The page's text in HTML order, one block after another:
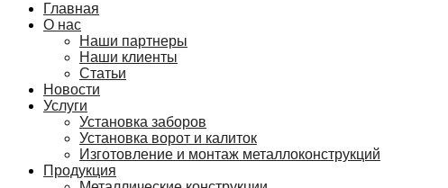
Главная
О нас
Наши партнеры
Наши клиенты
Статьи
Новости
Услуги
Установка заборов
Установка ворот и калиток
Изготовление и монтаж металлоконструкций
Продукция